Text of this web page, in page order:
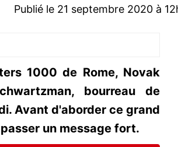
Publié le 21 septembre 2020 à
1000 de Rome, Novak
bourreau de
Avant d'aborder ce grand
un message fort.